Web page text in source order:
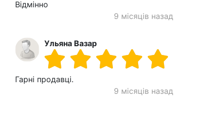
Відмінно
9 місяців назад
Ульяна Вазар
Гарні продавці.
9 місяців назад